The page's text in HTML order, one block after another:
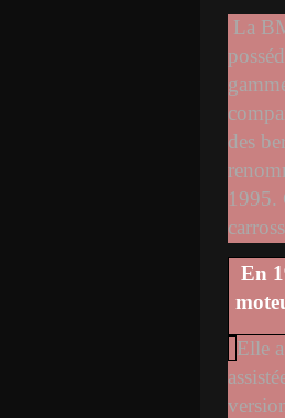
La
des
1995.
En
Elle